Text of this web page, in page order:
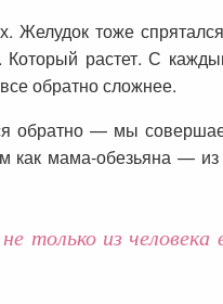
Желудок тоже
растет. С
обратно сложнее.
обратно — мы
как мама-обезьяна —
из человека